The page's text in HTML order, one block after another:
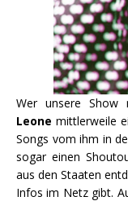
Wer unsere Show
Leone mittlerweile
Songs vom ihm in
sogar einen
aus den Staaten
Infos im Netz gibt.